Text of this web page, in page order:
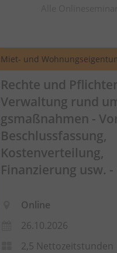
Miet- und
Rechte und
Verwaltung rund
gsmaßnahmen -
Beschlussfassung,
Kostenverteilung,
Finanzierung usw.
Online
26.10.2026
2,5 Nettozeitstunden